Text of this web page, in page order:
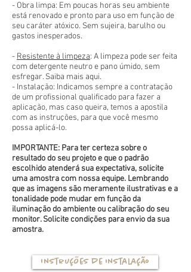
- Obra limpa: Em poucas horas seu ambiente
está renovado e pronto para uso em função de
seu caráter atóxico. Sem sujeira, barulho ou
gastos inesperados.
- Resistente à limpeza: A limpeza pode ser feita
com detergente neutro e pano úmido, sem
esfregar. Saiba mais aqui.
- Instalação: Indicamos sempre a contratação
de um profissional qualificado para fazer a
aplicação, mas caso queira, temos a apostila
com as instruções, para que você mesmo
possa aplicá-lo.
IMPORTANTE: Para ter certeza sobre o
resultado do seu projeto e que o padrão
escolhido atenderá sua expectativa, solicite
uma amostra com nossa equipe. Lembrando
que as imagens são meramente ilustrativas e a
tonalidade pode mudar em função da
iluminação do ambiente ou calibração do seu
monitor. Solicite condições para envio da sua
amostra.
Instruções de instalação